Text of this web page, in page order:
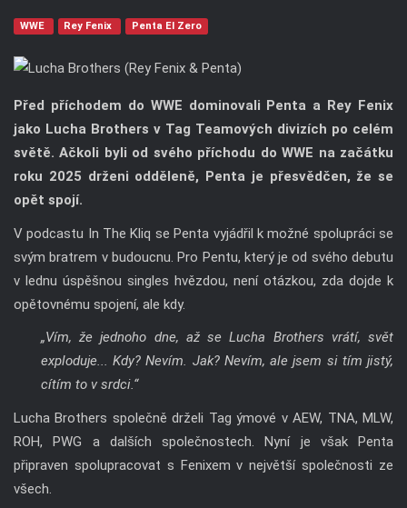
WWE Rey Fenix Penta El Zero
Před příchodem do WWE dominovali Penta a Rey Fenix
jako Lucha Brothers v Tag Teamových divizích po celém
světě. Ačkoli byli od svého příchodu do WWE na začátku
roku 2025 drženi odděleně, Penta je přesvědčen, že se
opět spojí.
V podcastu In The Kliq se Penta vyjádřil k možné spolupráci se
svým bratrem v budoucnu. Pro Pentu, který je od svého debutu
v lednu úspěšnou singles hvězdou, není otázkou, zda dojde k
opětovnému spojení, ale kdy.
„Vím, že jednoho dne, až se Lucha Brothers vrátí, svět
exploduje... Kdy? Nevím. Jak? Nevím, ale jsem si tím jistý,
cítím to v srdci.“
Lucha Brothers společně drželi Tag ýmové v AEW, TNA, MLW,
ROH, PWG a dalších společnostech. Nyní je však Penta
připraven spolupracovat s Fenixem v největší společnosti ze
všech.